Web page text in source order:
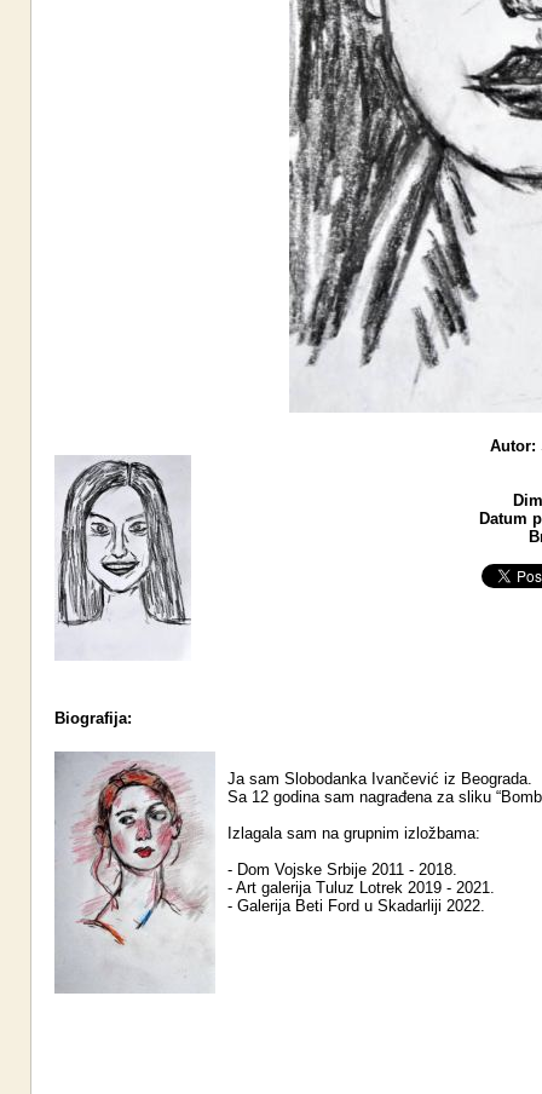
Autor:
Datum
Biografija:
Ja sam Slobodanka Ivančević iz Beograda.
Sa 12 godina sam nagrađena za sliku
Izlagala sam na grupnim izložbama:
- Dom Vojske Srbije 2011 - 2018.
- Art galerija Tuluz Lotrek 2019 - 2021.
- Galerija Beti Ford u Skadarliji 2022.